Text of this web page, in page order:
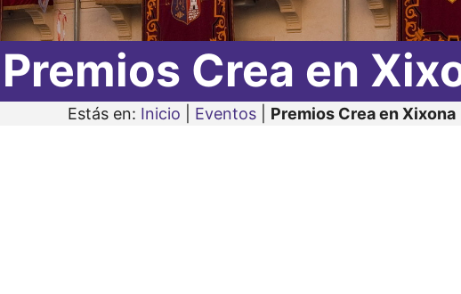
Premios Crea en
Estás en: Inicio Eventos Premios Crea en Xixona